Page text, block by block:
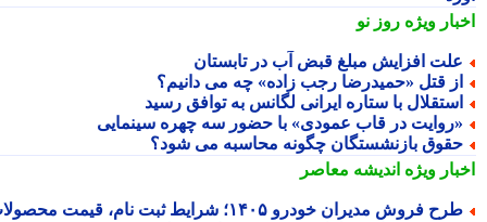
ویژهروز نو
افزایش مبلغ قبض آب در تابستان
قتل «حمیدرضا رجب زاده» چه می دانیم؟
با ستاره ایرانی لگانس به توافق رسید
در قاب عمودی» با حضور سه چهره سینمایی
بازنشستگان چگونه محاسبه می شود؟
ویژهاندیشه معاصر
طرح فروش مدیران خودرو ۱۴۰۵؛ شرایط ثبت نام، قیمت محصولات